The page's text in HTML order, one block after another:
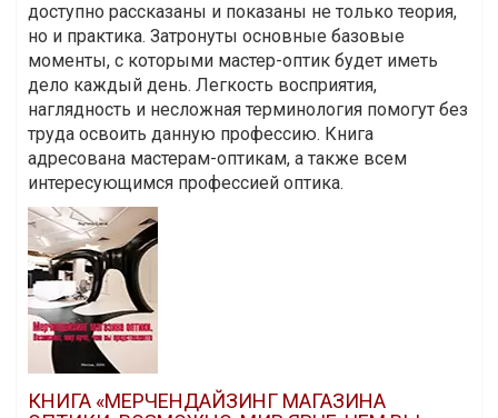
доступно рассказаны и показаны не только теория,
но и практика. Затронуты основные базовые
моменты, с которыми мастер-оптик будет иметь
дело каждый день. Легкость восприятия,
наглядность и несложная терминология помогут без
труда освоить данную профессию. Книга
адресована мастерам-оптикам, а также всем
интересующимся профессией оптика.
КНИГА «МЕРЧЕНДАЙЗИНГ МАГАЗИНА